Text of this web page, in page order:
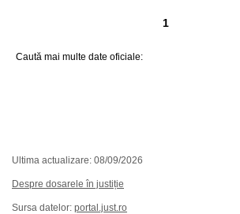
Caută mai multe date oficiale:
Ultima actualizare: 08/09/2026
Despre dosarele în justiție
Sursa datelor: portal.just.ro